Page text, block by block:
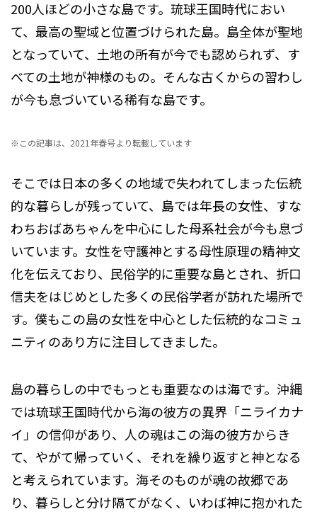
200人ほどの小さな島です。琉球王国時代におい
て、最高の聖域と位置づけられた島。島全体が聖地
となっていて、土地の所有が今でも認められず、す
べての土地が神様のもの。そんな古くからの習わし
が今も息づいている稀有な島です。
※この記事は、2021年春号より転載しています
そこでは日本の多くの地域で失われてしまった伝統
的な暮らしが残っていて、島では年長の女性、すな
わちおばあちゃんを中心にした母系社会が今も息づ
いています。女性を守護神とする母性原理の精神文
化を伝えており、民俗学的に重要な島とされ、折口
信夫をはじめとした多くの民俗学者が訪れた場所で
す。僕もこの島の女性を中心とした伝統的なコミュ
ニティのあり方に注目してきました。
島の暮らしの中でもっとも重要なのは海です。沖縄
では琉球王国時代から海の彼方の異界「ニライカナ
イ」の信仰があり、人の魂はこの海の彼方からき
て、やがて帰っていく、それを繰り返すと神となる
と考えられています。海そのものが魂の故郷であ
り、暮らしと分け隔てがなく、いわば神に抱かれた